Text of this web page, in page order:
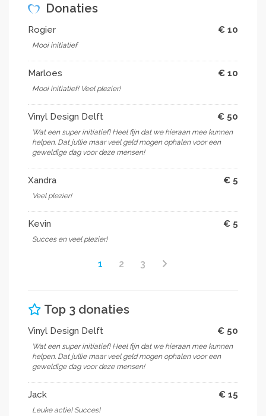
Donaties
Rogier € 10
Mooi initiatief
Marloes € 10
Mooi initiatief! Veel plezier!
Vinyl Design Delft € 50
Wat een super initiatief! Heel fijn dat we hieraan mee kunnen
helpen. Dat jullie maar veel geld mogen ophalen voor een
geweldige dag voor deze mensen!
Xandra € 5
Veel plezier!
Kevin € 5
Succes en veel plezier!
1 2 3
Top 3 donaties
Vinyl Design Delft € 50
Wat een super initiatief! Heel fijn dat we hieraan mee kunnen
helpen. Dat jullie maar veel geld mogen ophalen voor een
geweldige dag voor deze mensen!
Jack € 15
Leuke actie! Succes!